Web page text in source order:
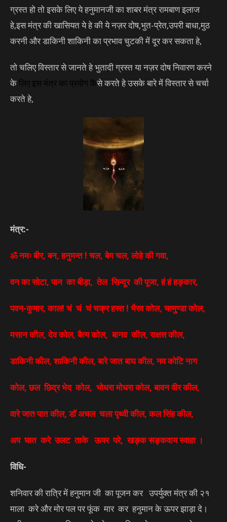
ग्रस्त हो तो इसके लिए ये हनुमानजी का शाबर मंत्र रामबाण इलाज
हे,इस मंत्र की खासियत ये हे की ये नज़र दोष,भुत-प्रेत,उपरी बाधा,मुठ
करनी और डाकिनी शाकिनी का प्रभाव चुटकी में दूर कर सकता हे,
तो चलिए विस्तार से जानते हे भुतादी ग्रस्त या नज़र दोष निवारण करने
के लिए इस मंत्र का प्रयोग कैसे करते हे उसके बारे में विस्तार से चर्चा
करते हे,
मंत्र:-
ॐ नमः बीर, बन, हनुमन्त ! चल, बेग चल, लोहे की गवा,
वन का सोटा, पान का बीड़ा, तेल सिन्दूर की पूजा, हं हं हङ्कार,
पवन-कुमार, काल! चं चं चं चक्र हस्त ! भैरव कोल, चामुण्डा कोल,
मसान कील, देव कोल, बैत्य कोल, बानव कील, राक्षस कील,
डाकिनी कील, शाकिनी कील, बारे जात बाघ कील, नव कोटि नाग
कोल, छल छिद्र भेद कोल, भोधरा मोधरा कोल, बावन वीर कील,
वारे जात पात कील, डॉ अचल चला पृथ्वी कील, कल सिंह कील,
अप घात करे उलट ताके ऊपर परे, खङ्क सङ्कवाय स्वाहा ।
विधि-
शनिवार की रात्रि में हनुमान जी का पूजन कर उपर्युक्त मंत्र की २१
माला करे और मोर पल पर फूंक मार कर हनुमान के ऊपर झाड़ा दे।